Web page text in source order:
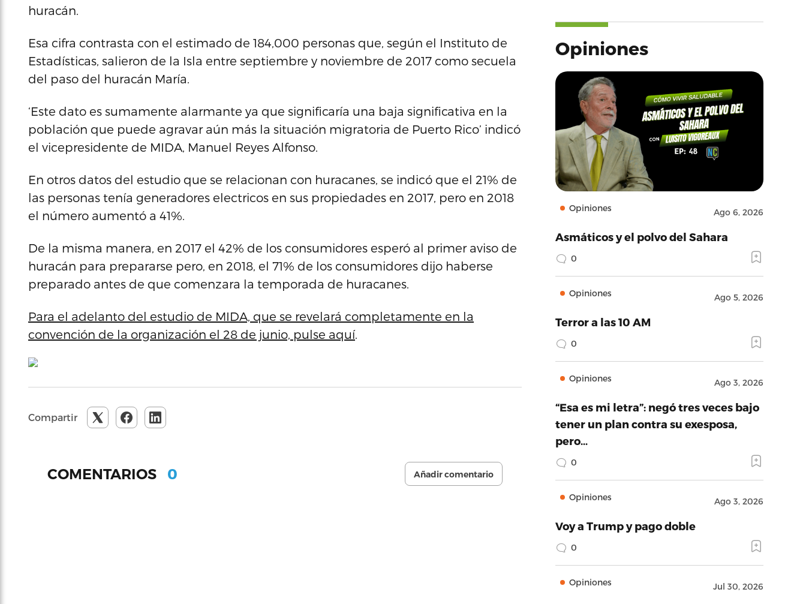
huracán.
Esa cifra contrasta con el estimado de 184,000 personas que, según el Instituto de
Estadísticas, salieron de la Isla entre septiembre y noviembre de 2017 como secuela
del paso del huracán María.
‘Este dato es sumamente alarmante ya que significaría una baja significativa en la
población que puede agravar aún más la situación migratoria de Puerto Rico’ indicó
el vicepresidente de MIDA, Manuel Reyes Alfonso.
En otros datos del estudio que se relacionan con huracanes, se indicó que el 21% de
las personas tenía generadores electricos en sus propiedades en 2017, pero en 2018
el número aumentó a 41%.
De la misma manera, en 2017 el 42% de los consumidores esperó al primer aviso de
huracán para prepararse pero, en 2018, el 71% de los consumidores dijo haberse
preparado antes de que comenzara la temporada de huracanes.
Para el adelanto del estudio de MIDA, que se revelará completamente en la
convención de la organización el 28 de junio, pulse aquí.
Compartir
COMENTARIOS 0 Añadir comentario
Opiniones
Opiniones Ago 6, 2026
Asmáticos y el polvo del Sahara
0
Opiniones Ago 5, 2026
Terror a las 10 AM
0
Opiniones Ago 3, 2026
“Esa es mi letra”: negó tres veces bajo
tener un plan contra su exesposa,
pero…
0
Opiniones Ago 3, 2026
Voy a Trump y pago doble
0
Opiniones Jul 30, 2026